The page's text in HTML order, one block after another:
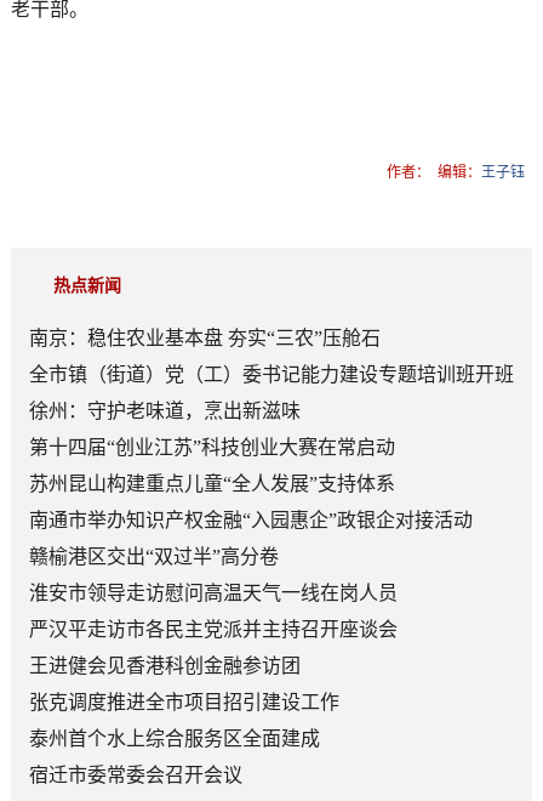
老干部。
作者： 编辑： 王子钰
热点新闻
南京：稳住农业基本盘 夯实“三农”压舱石
全市镇（街道）党（工）委书记能力建设专题培训班开班
徐州：守护老味道，烹出新滋味
第十四届“创业江苏”科技创业大赛在常启动
苏州昆山构建重点儿童“全人发展”支持体系
南通市举办知识产权金融“入园惠企”政银企对接活动
赣榆港区交出“双过半”高分卷
淮安市领导走访慰问高温天气一线在岗人员
严汉平走访市各民主党派并主持召开座谈会
王进健会见香港科创金融参访团
张克调度推进全市项目招引建设工作
泰州首个水上综合服务区全面建成
宿迁市委常委会召开会议